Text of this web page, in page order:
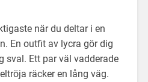
när du deltar i en
En outfit av lycra gör dig
sval. Ett par väl vadderade
räcker en lång väg.